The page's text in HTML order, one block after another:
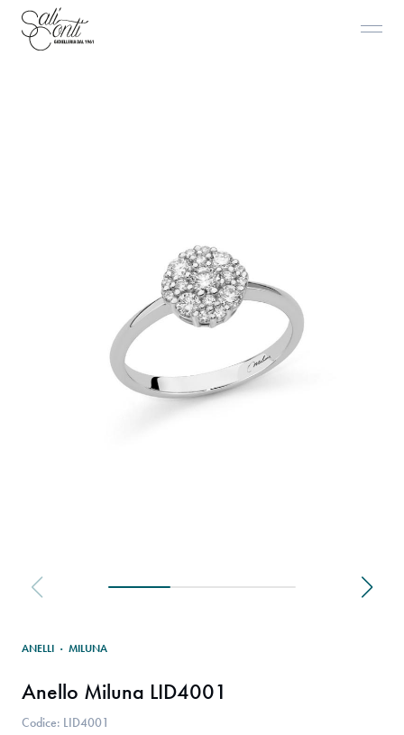
ANELLI · MILUNA
Anello Miluna LID4001
Codice: LID4001